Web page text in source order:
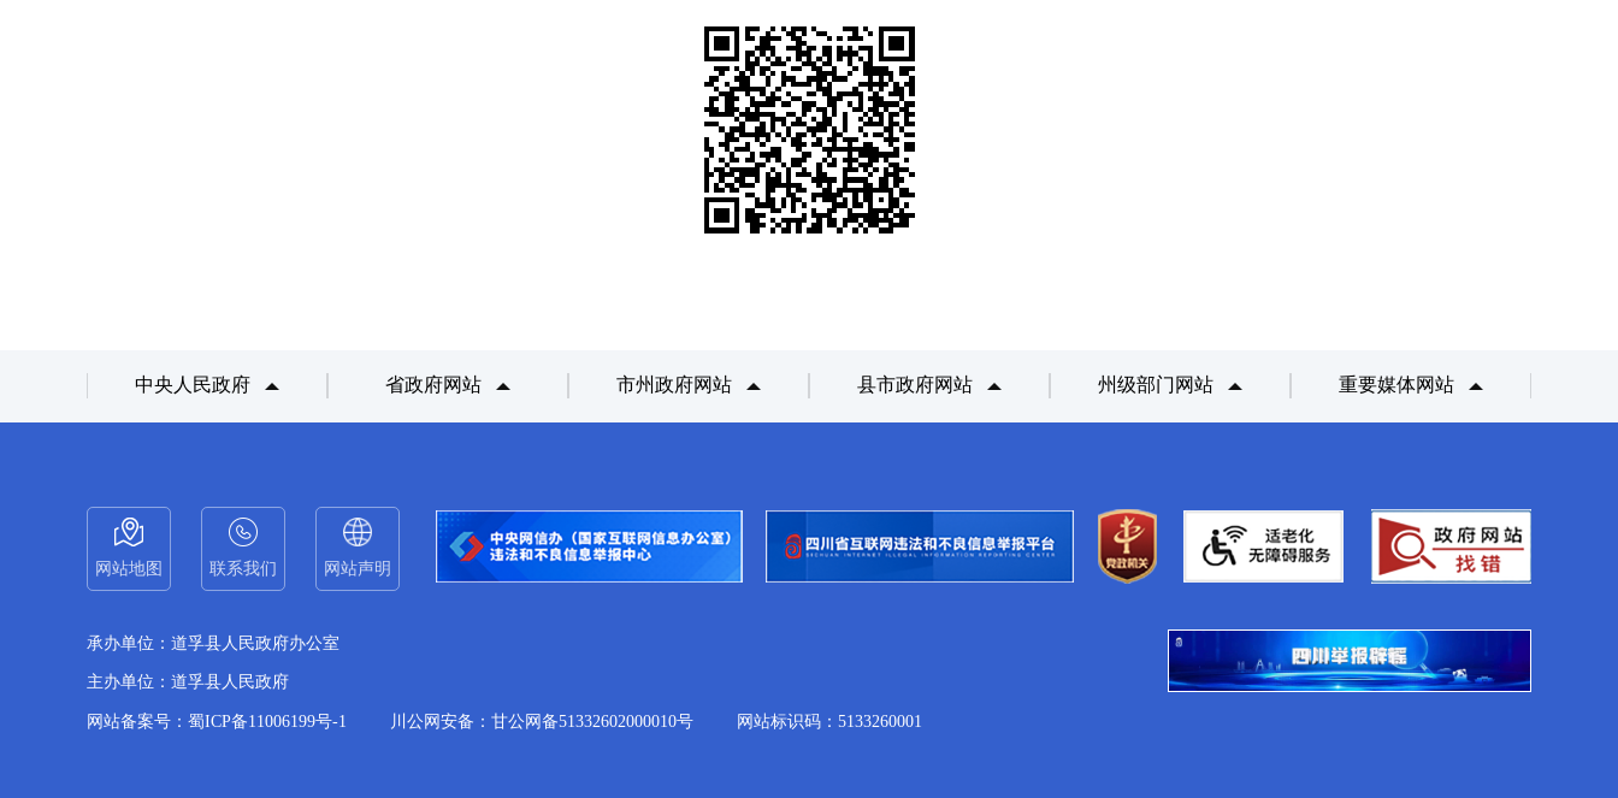
中央人民政府 省政府网站 市州政府网站 县市政府网站 州级部门网站 重要媒体网站
网站地图 联系我们 网站声明
承办单位：道孚县人民政府办公室
主办单位：道孚县人民政府
网站备案号：蜀ICP备11006199号-1 川公网安备：甘公网备51332602000010号 网站标识码：5133260001